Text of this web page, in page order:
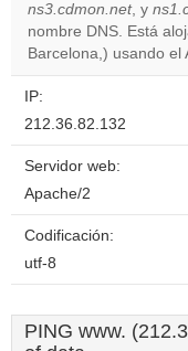
ns3.cdmon.net, y
nombre DNS. Está
Barcelona,) usando el
IP:
212.36.82.132
Servidor web:
Apache/2
Codificación:
utf-8
PING www.